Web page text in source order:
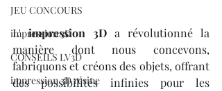
JEU CONCOURS
impression 3D
CONSEILS LV3D
impression 3D résine
L' impression 3D a révolutionné la
manière dont nous concevons,
fabriquons et créons des objets, offrant
des possibilités infinies pour les